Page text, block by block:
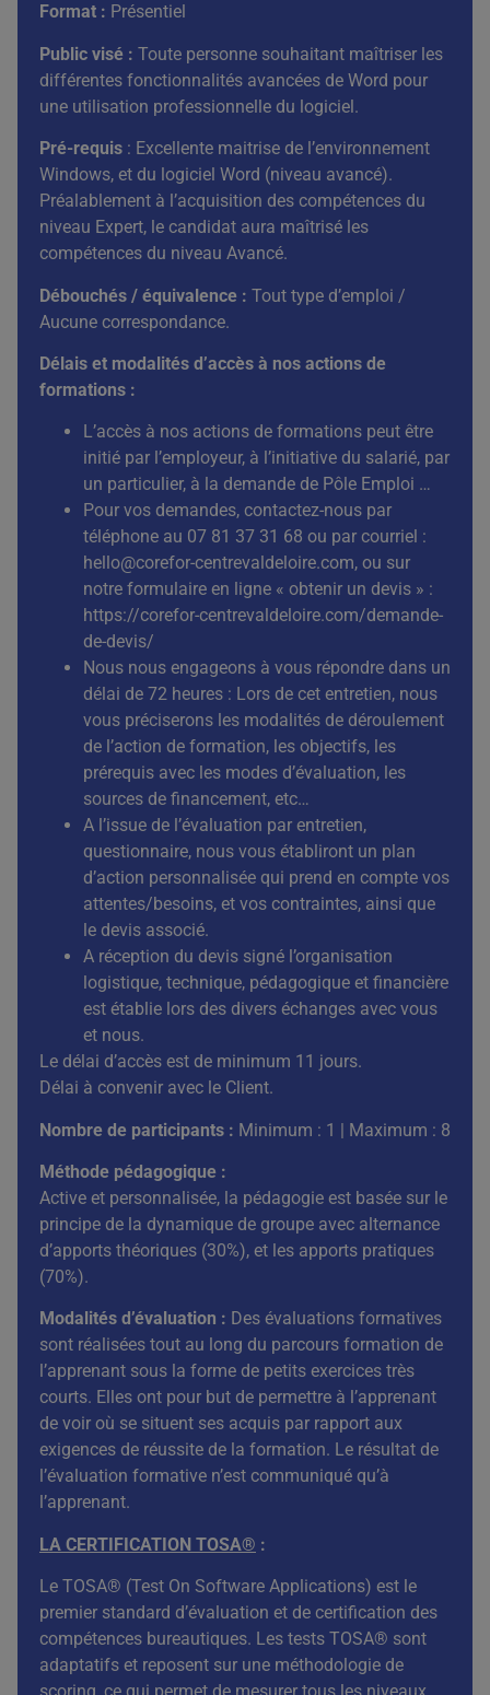
Format : Présentiel
Public visé : Toute personne souhaitant maîtriser les
différentes fonctionnalités avancées de Word pour
une utilisation professionnelle du logiciel.
Pré-requis : Excellente maitrise de l’environnement
Windows, et du logiciel Word (niveau avancé).
Préalablement à l’acquisition des compétences du
niveau Expert, le candidat aura maîtrisé les
compétences du niveau Avancé.
Débouchés / équivalence : Tout type d’emploi /
Aucune correspondance.
Délais et modalités d’accès à nos actions de
formations :
L’accès à nos actions de formations peut être
initié par l’employeur, à l’initiative du salarié, par
un particulier, à la demande de Pôle Emploi …
Pour vos demandes, contactez-nous par
téléphone au 07 81 37 31 68 ou par courriel :
hello@corefor-centrevaldeloire.com, ou sur
notre formulaire en ligne « obtenir un devis » :
https://corefor-centrevaldeloire.com/demande-
de-devis/
Nous nous engageons à vous répondre dans un
délai de 72 heures : Lors de cet entretien, nous
vous préciserons les modalités de déroulement
de l’action de formation, les objectifs, les
prérequis avec les modes d’évaluation, les
sources de financement, etc…
A l’issue de l’évaluation par entretien,
questionnaire, nous vous établiront un plan
d’action personnalisée qui prend en compte vos
attentes/besoins, et vos contraintes, ainsi que
le devis associé.
A réception du devis signé l’organisation
logistique, technique, pédagogique et financière
est établie lors des divers échanges avec vous
et nous.
Le délai d’accès est de minimum 11 jours.
Délai à convenir avec le Client.
Nombre de participants : Minimum : 1 | Maximum : 8
Méthode pédagogique :
Active et personnalisée, la pédagogie est basée sur le
principe de la dynamique de groupe avec alternance
d’apports théoriques (30%), et les apports pratiques
(70%).
Modalités d’évaluation : Des évaluations formatives
sont réalisées tout au long du parcours formation de
l’apprenant sous la forme de petits exercices très
courts. Elles ont pour but de permettre à l’apprenant
de voir où se situent ses acquis par rapport aux
exigences de réussite de la formation. Le résultat de
l’évaluation formative n’est communiqué qu’à
l’apprenant.
LA CERTIFICATION TOSA® :
Le TOSA® (Test On Software Applications) est le
premier standard d’évaluation et de certification des
compétences bureautiques. Les tests TOSA® sont
adaptatifs et reposent sur une méthodologie de